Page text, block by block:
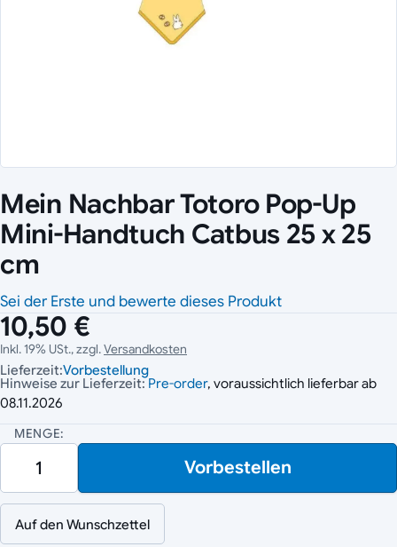
Mein Nachbar Totoro Pop-Up
Mini-Handtuch Catbus 25 x 25
cm
Sei der Erste und bewerte dieses Produkt
10,50 €
Inkl. 19% USt., zzgl.Versandkosten
Lieferzeit:Vorbestellung
Hinweise zur Lieferzeit: Pre-order, voraussichtlich lieferbar ab
08.11.2026
MENGE:
Vorbestellen
Auf den Wunschzettel